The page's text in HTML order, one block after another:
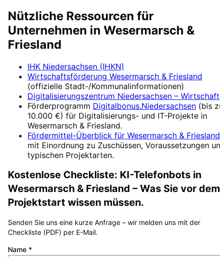
Nützliche Ressourcen für
Unternehmen in Wesermarsch &
Friesland
IHK Niedersachsen (IHKN)
Wirtschaftsförderung Wesermarsch & Friesland
(offizielle Stadt-/Kommunalinformationen)
Digitalisierungszentrum Niedersachsen – Wirtschaft
Förderprogramm Digitalbonus.Niedersachsen (bis
10.000 €) für Digitalisierungs- und IT-Projekte in
Wesermarsch & Friesland.
Fördermittel-Überblick für Wesermarsch & Friesland
mit Einordnung zu Zuschüssen, Voraussetzungen
typischen Projektarten.
Kostenlose Checkliste: KI-Telefonbots in
Wesermarsch & Friesland – Was Sie vor dem
Projektstart wissen müssen.
Senden Sie uns eine kurze Anfrage – wir melden uns mit der
Checkliste (PDF) per E-Mail.
Name *